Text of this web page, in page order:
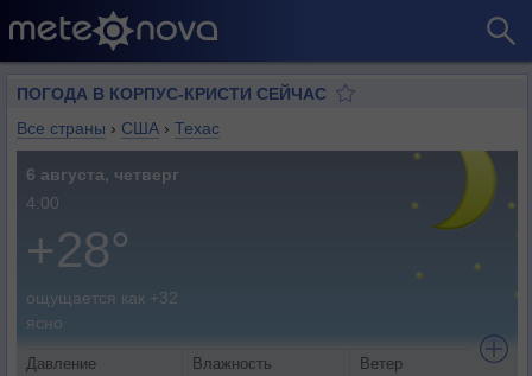
ПОГОДА В КОРПУС-КРИСТИ СЕЙЧАС
Все страны › США › Техас
6 августа, четверг
4:00
+28°
ощущается как +32
ясно
Давление Влажность Ветер